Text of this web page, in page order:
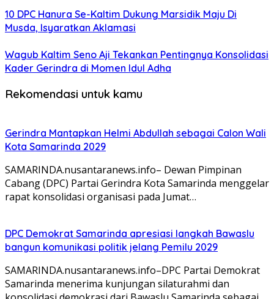
10 DPC Hanura Se-Kaltim Dukung Marsidik Maju Di
Musda, Isyaratkan Aklamasi
Wagub Kaltim Seno Aji Tekankan Pentingnya Konsolidasi
Kader Gerindra di Momen Idul Adha
Rekomendasi untuk kamu
Gerindra Mantapkan Helmi Abdullah sebagai Calon Wali
Kota Samarinda 2029
SAMARINDA.nusantaranews.info– Dewan Pimpinan
Cabang (DPC) Partai Gerindra Kota Samarinda menggelar
rapat konsolidasi organisasi pada Jumat…
DPC Demokrat Samarinda apresiasi langkah Bawaslu
bangun komunikasi politik jelang Pemilu 2029
SAMARINDA.nusantaranews.info–DPC Partai Demokrat
Samarinda menerima kunjungan silaturahmi dan